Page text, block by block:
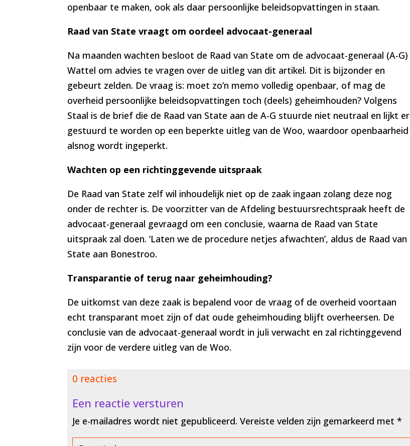
openbaar te maken, ook als daar persoonlijke beleidsopvattingen in staan.
Raad van State vraagt om oordeel advocaat-generaal
Na maanden wachten besloot de Raad van State om de advocaat-generaal (A-G)
Wattel om advies te vragen over de uitleg van dit artikel. Dit is bijzonder en
gebeurt zelden. De vraag is: moet zo’n memo volledig openbaar, of mag de
overheid persoonlijke beleidsopvattingen toch (deels) geheimhouden? Volgens
Staal is de brief die de Raad van State aan de A-G stuurde niet neutraal en lijkt er
gestuurd te worden op een beperkte uitleg van de Woo, waardoor openbaarheid
alsnog wordt ingeperkt.
Wachten op een richtinggevende uitspraak
De Raad van State zelf wil inhoudelijk niet op de zaak ingaan zolang deze nog
onder de rechter is. De voorzitter van de Afdeling bestuursrechtspraak heeft de
advocaat-generaal gevraagd om een conclusie, waarna de Raad van State
uitspraak zal doen. ‘Laten we de procedure netjes afwachten’, aldus de Raad van
State aan Bonestroo.
Transparantie of terug naar geheimhouding?
De uitkomst van deze zaak is bepalend voor de vraag of de overheid voortaan
echt transparant moet zijn of dat oude geheimhouding blijft overheersen. De
conclusie van de advocaat-generaal wordt in juli verwacht en zal richtinggevend
zijn voor de verdere uitleg van de Woo.
0 reacties
Een reactie versturen
Je e-mailadres wordt niet gepubliceerd. Vereiste velden zijn gemarkeerd met*